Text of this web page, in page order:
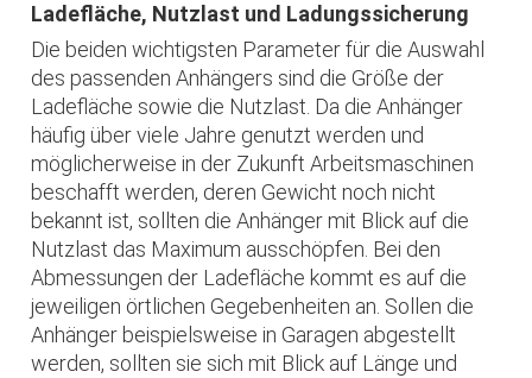
Ladefläche, Nutzlast und Ladungssicherung
Die beiden wichtigsten Parameter für die Auswahl
des passenden Anhängers sind die Größe der
Ladefläche sowie die Nutzlast. Da die Anhänger
häufig über viele Jahre genutzt werden und
möglicherweise in der Zukunft Arbeitsmaschinen
beschafft werden, deren Gewicht noch nicht
bekannt ist, sollten die Anhänger mit Blick auf die
Nutzlast das Maximum ausschöpfen. Bei den
Abmessungen der Ladefläche kommt es auf die
jeweiligen örtlichen Gegebenheiten an. Sollen die
Anhänger beispielsweise in Garagen abgestellt
werden, sollten sie sich mit Blick auf Länge und